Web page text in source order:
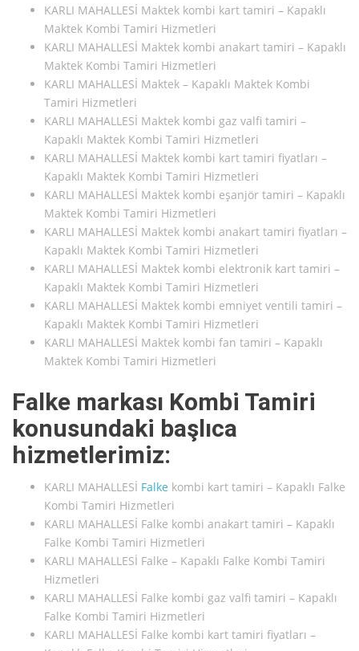
KARLI MAHALLESİ Maktek kombi kart tamiri – Kapaklı
Maktek Kombi Tamiri Hizmetleri
KARLI MAHALLESİ Maktek kombi anakart tamiri – Kapaklı
Maktek Kombi Tamiri Hizmetleri
KARLI MAHALLESİ Maktek – Kapaklı Maktek Kombi
Tamiri Hizmetleri
KARLI MAHALLESİ Maktek kombi gaz valfi tamiri –
Kapaklı Maktek Kombi Tamiri Hizmetleri
KARLI MAHALLESİ Maktek kombi kart tamiri fiyatları –
Kapaklı Maktek Kombi Tamiri Hizmetleri
KARLI MAHALLESİ Maktek kombi eşanjör tamiri – Kapaklı
Maktek Kombi Tamiri Hizmetleri
KARLI MAHALLESİ Maktek kombi anakart tamiri fiyatları –
Kapaklı Maktek Kombi Tamiri Hizmetleri
KARLI MAHALLESİ Maktek kombi elektronik kart tamiri –
Kapaklı Maktek Kombi Tamiri Hizmetleri
KARLI MAHALLESİ Maktek kombi emniyet ventili tamiri –
Kapaklı Maktek Kombi Tamiri Hizmetleri
KARLI MAHALLESİ Maktek kombi fan tamiri – Kapaklı
Maktek Kombi Tamiri Hizmetleri
Falke markası Kombi Tamiri
konusundaki başlıca
hizmetlerimiz:
KARLI MAHALLESİ Falke kombi kart tamiri – Kapaklı Falke
Kombi Tamiri Hizmetleri
KARLI MAHALLESİ Falke kombi anakart tamiri – Kapaklı
Falke Kombi Tamiri Hizmetleri
KARLI MAHALLESİ Falke – Kapaklı Falke Kombi Tamiri
Hizmetleri
KARLI MAHALLESİ Falke kombi gaz valfi tamiri – Kapaklı
Falke Kombi Tamiri Hizmetleri
KARLI MAHALLESİ Falke kombi kart tamiri fiyatları –